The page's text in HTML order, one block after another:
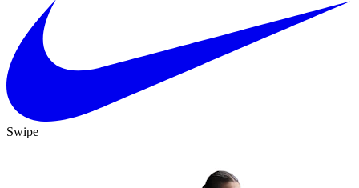
Swipe